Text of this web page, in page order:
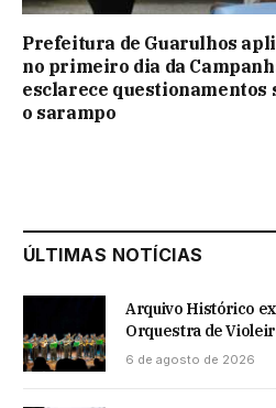
Prefeitura de Guarulhos
no primeiro dia da
esclarece questionamentos
o sarampo
ÚLTIMAS NOTÍCIAS
Arquivo Histórico
Orquestra de
6 de agosto de 2026